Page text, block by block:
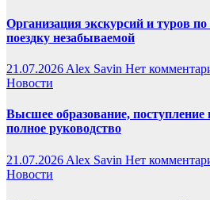
Организация экскурсий и туров
поездку незабываемой
21.07.2026 Alex Savin Нет
Новости
Высшее образование, поступление
полное руководство
21.07.2026 Alex Savin Нет
Новости